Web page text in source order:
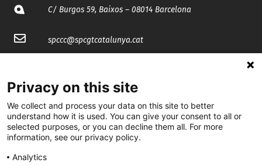
C/ Burgos 59, Baixos – 08014 Barcelona
spccc@spcgtcatalunya.cat
@CGTCatalunya
cgtcatalunya
Privacy on this site
We collect and process your data on this site to better
understand how it is used. You can give your consent to all or
selected purposes, or you can decline them all. For more
information, see our privacy policy.
Analytics